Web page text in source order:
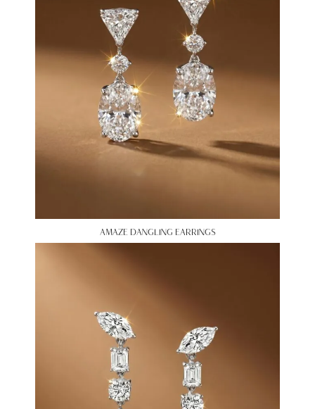
AMAZE DANGLING EARRINGS